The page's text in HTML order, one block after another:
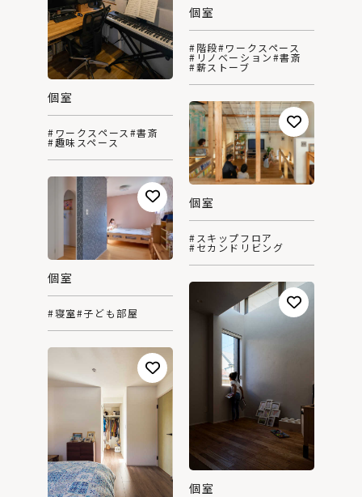
個室
#階段#ワークスペース
#リノベーション#書斎
#薪ストーブ
個室
#ワークスペース #書斎
#趣味スペース
個室
#スキップフロア
#セカンドリビング
個室
#寝室#子ども部屋
個室